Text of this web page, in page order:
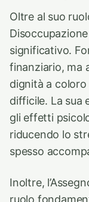
Oltre al suo
significativo.
finanziario, ma
dignità a
difficile. La sua
gli effetti
riducendo lo
spesso
Inoltre,
ruolo